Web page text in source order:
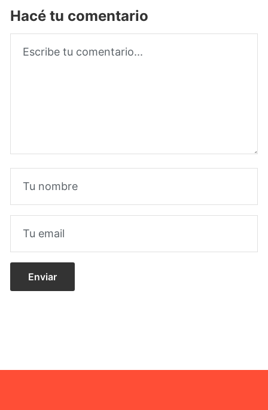
Hacé tu comentario